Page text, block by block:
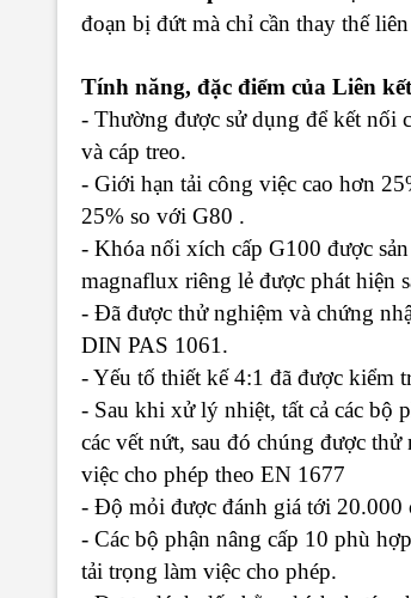
đoạn bị đứt mà chỉ cần thay thế
Tính năng, đặc điểm của Liên
- Thường được sử dụng để kết nối
và cáp treo.
- Giới hạn tải công việc cao hơn
25% so với G80 .
- Khóa nối xích cấp G100 được
magnaflux riêng lẻ được phát hiện
- Đã được thử nghiệm và chứng
DIN PAS 1061.
- Yếu tố thiết kế 4:1 đã được kiểm
- Sau khi xử lý nhiệt, tất cả các bộ
các vết nứt, sau đó chúng được
việc cho phép theo EN 1677
- Độ mỏi được đánh giá tới
- Các bộ phận nâng cấp 10 phù
tải trọng làm việc cho phép.